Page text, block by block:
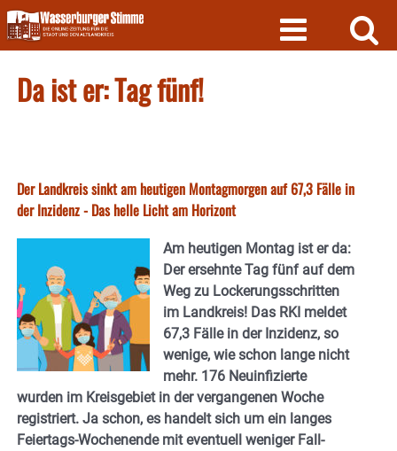
Skip
to
content
Da ist er: Tag fünf!
Der Landkreis sinkt am heutigen Montagmorgen auf 67,3 Fälle in
der Inzidenz - Das helle Licht am Horizont
Am heutigen Montag ist er da:
Der ersehnte Tag fünf auf dem
Weg zu Lockerungsschritten
im Landkreis! Das RKI meldet
67,3 Fälle in der Inzidenz, so
wenige, wie schon lange nicht
mehr. 176 Neuinfizierte
wurden im Kreisgebiet in der vergangenen Woche
registriert. Ja schon, es handelt sich um ein langes
Feiertags-Wochenende mit eventuell weniger Fall-